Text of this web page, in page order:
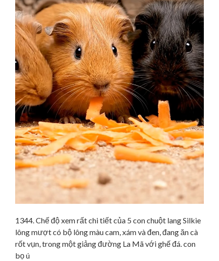
1344. Chế độ xem rất chi tiết của 5 con chuột lang Silkie
lông mượt có bộ lông màu cam, xám và đen, đang ăn cà
rốt vụn, trong một giảng đường La Mã với ghế đá. con
bọ ú